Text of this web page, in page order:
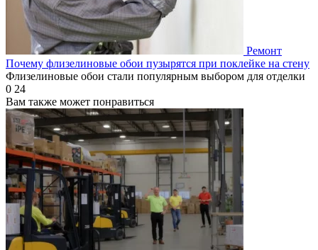
Ремонт
Почему флизелиновые обои пузырятся при поклейке на стену
Флизелиновые обои стали популярным выбором для отделки
0 24
Вам также может понравиться